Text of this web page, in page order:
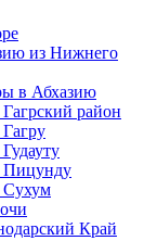
из Нижнего
в Абхазию
район
Пицунду
Сухум
Край